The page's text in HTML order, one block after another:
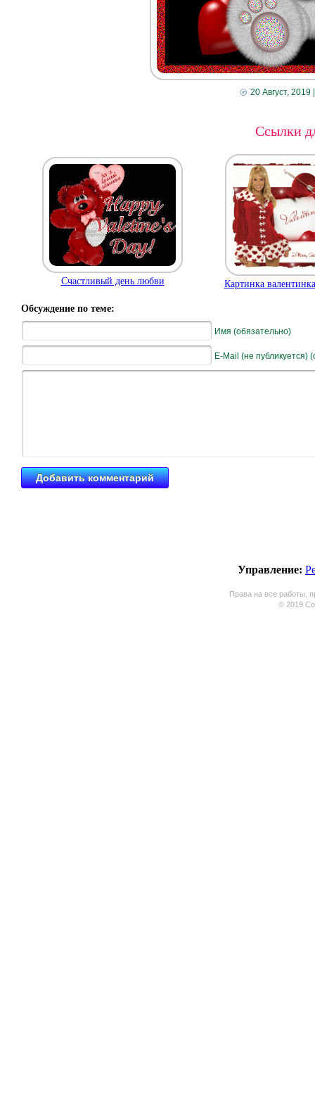
20 Август, 2019
Ссылки
Счастливый день любви Картинка
Обсуждение по теме:
Имя (обязательно)
E-Mail (не публикуется)
Управление:
Права на все работы,
© 2019